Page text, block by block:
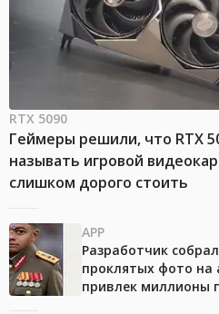
RTX 5090
Геймеры решили, что RTX
называть игровой
слишком дорого стоить
APP
Разработчик
проклятых фото на
привлек миллионы